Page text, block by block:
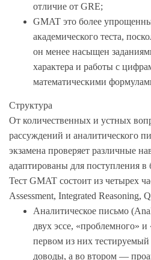
отличие от GRE;
GMAT это более
академического теста,
он менее насыщен
характера и работы с
математическими
Структура
От количественных и устных
рассуждений и аналитического
экзамена проверяет различные
адаптированы для поступления в
Тест GMAT состоит из четырех
Assessment, Integrated Reasoning,
Аналитическое письмо
двух эссе, «проблемного»
первом из них
доводы, а во втором —